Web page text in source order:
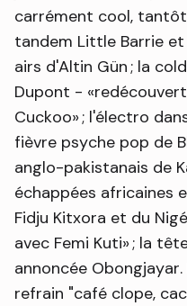
carrément cool,
tandem Little Barrie
airs d'Altin Gün ; la
Dupont -
Cuckoo ; l'électro
fièvre psyche pop de
anglo-pakistanais de
échappées africaines
Fidju Kitxora et du
avec Femi Kuti ; la
annoncée
refrain "café clope,